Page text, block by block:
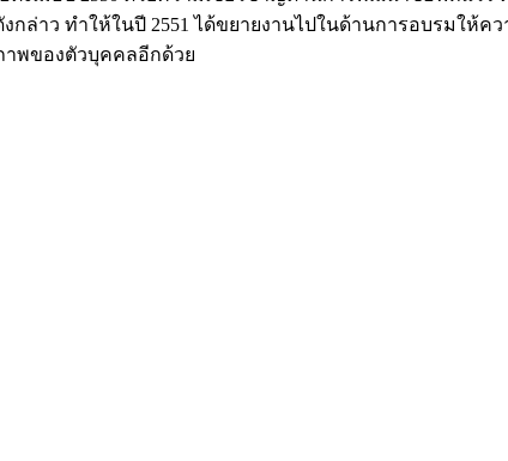
ล่าว ทำให้ในปี 2551 ได้ขยายงานไปในด้านการอบรมให้
พของตัวบุคคลอีกด้วย